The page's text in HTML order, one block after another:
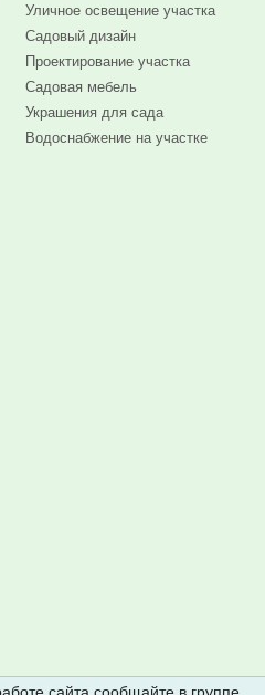
Уличное освещение участка
Садовый дизайн
Проектирование участка
Садовая мебель
Украшения для сада
Водоснабжение на участке